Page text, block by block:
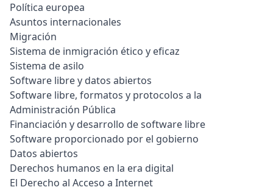
Política europea
Asuntos internacionales
Migración
Sistema de inmigración ético y eficaz
Sistema de asilo
Software libre y datos abiertos
Software libre, formatos y protocolos a la
Administración Pública
Financiación y desarrollo de software libre
Software proporcionado por el gobierno
Datos abiertos
Derechos humanos en la era digital
El Derecho al Acceso a Internet